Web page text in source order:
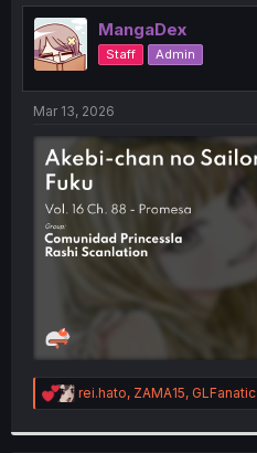
e
a
d
s
t
e
MangaDex
Staff Admin
Mar 13, 2026
R
e
rei.hato, ZAMA15, GLFanatic